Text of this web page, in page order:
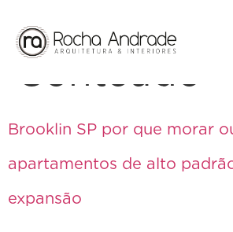
Arquivos:
Conteúdo
Brooklin SP por que morar
apartamentos de alto
expansão